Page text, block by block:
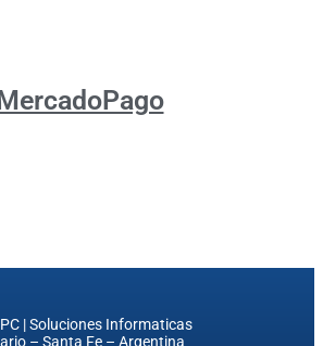
| Soluciones Informaticas
– Santa Fe – Argentina